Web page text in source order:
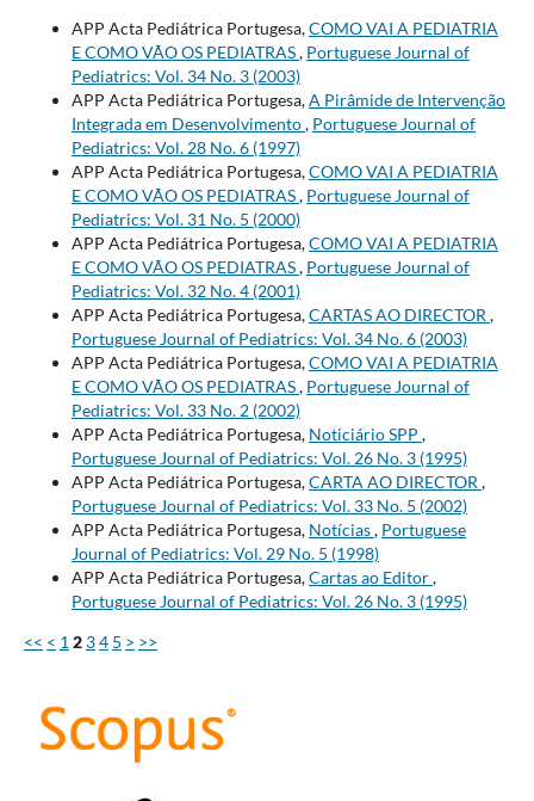
APP Acta Pediátrica Portugesa,COMO VAI A PEDIATRIA
E COMO VÃO OS PEDIATRAS, Portuguese Journal of
Pediatrics: Vol. 34 No. 3 (2003)
APP Acta Pediátrica Portugesa,A Pirâmide de Intervenção
Integrada em Desenvolvimento, Portuguese Journal of
Pediatrics: Vol. 28 No. 6 (1997)
APP Acta Pediátrica Portugesa,COMO VAI A PEDIATRIA
E COMO VÃO OS PEDIATRAS, Portuguese Journal of
Pediatrics: Vol. 31 No. 5 (2000)
APP Acta Pediátrica Portugesa,COMO VAI A PEDIATRIA
E COMO VÃO OS PEDIATRAS, Portuguese Journal of
Pediatrics: Vol. 32 No. 4 (2001)
APP Acta Pediátrica Portugesa,CARTAS AO DIRECTOR ,
Portuguese Journal of Pediatrics: Vol. 34 No. 6 (2003)
APP Acta Pediátrica Portugesa,COMO VAI A PEDIATRIA
E COMO VÃO OS PEDIATRAS, Portuguese Journal of
Pediatrics: Vol. 33 No. 2 (2002)
APP Acta Pediátrica Portugesa, Noticiário SPP ,
Portuguese Journal of Pediatrics: Vol. 26 No. 3 (1995)
APP Acta Pediátrica Portugesa,CARTA AO DIRECTOR ,
Portuguese Journal of Pediatrics: Vol. 33 No. 5 (2002)
APP Acta Pediátrica Portugesa, Notícias, Portuguese
Journal of Pediatrics: Vol. 29 No. 5 (1998)
APP Acta Pediátrica Portugesa,Cartas ao Editor,
Portuguese Journal of Pediatrics: Vol. 26 No. 3 (1995)
<< < 1 2 34 5 > >>